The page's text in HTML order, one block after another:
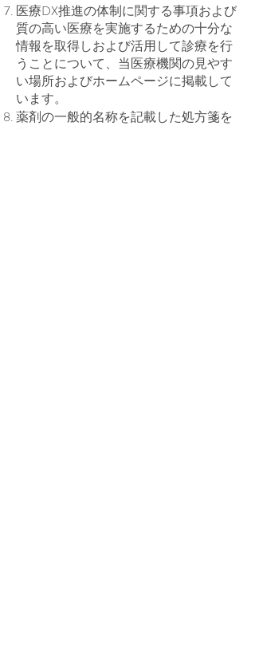
医療DX推進の体制に関する事項および
質の高い医療を実施するための十分な
情報を取得しおよび活用して診療を行
うことについて、当医療機関の見やす
い場所およびホームページに掲載して
います。
薬剤の一般的名称を記載した処方箋を
交付しています。